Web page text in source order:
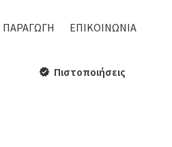
ΠΑΡΑΓΩΓΗ ΕΠΙΚΟΙΝΩΝΙΑ
verified Πιστοποιήσεις